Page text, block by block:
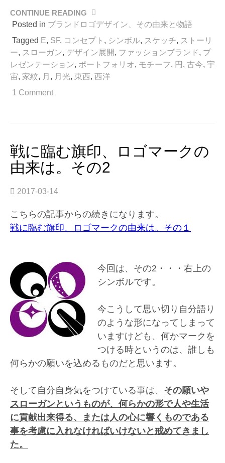
CONTINUE READING
“戦
に
臨
む
旗
印、
ロ
由
来
は。
Posted in ブランドロゴデザイン、その由来と物語
Tagged E, SF, コンセプト , シンボル, スケッチ, ストーリ
ー, スローガン, デザイン展開, ファッションブランド, プ
レゼンテーション, ポートフォリオ, モチーフ, 円 , 古今, 宇
宙, 家紋, 月 , 月光, 東西, 西洋
1 Comment
戦に臨む旗印、ロゴマークの
由来は。その2
2017-03-14
こちらの記事からの続きになります。
戦に臨む旗印、ロゴマークの由来は。その１
今回は、その2・・・右上の
シンボルです。
今こうして思い切り自分語り
のような形になってしまって
いますけども、何かマークを
つける時というのは、誰しも
何らかの願いを込めるものだと思います。
そして自分自身気をつけている事は、 その願いや
スローガンというものが、何らかの形で人や生活
に貢献出来得る、または人の心に響くものである
事を考慮に入れなければいけないと戒めてきまし
た。